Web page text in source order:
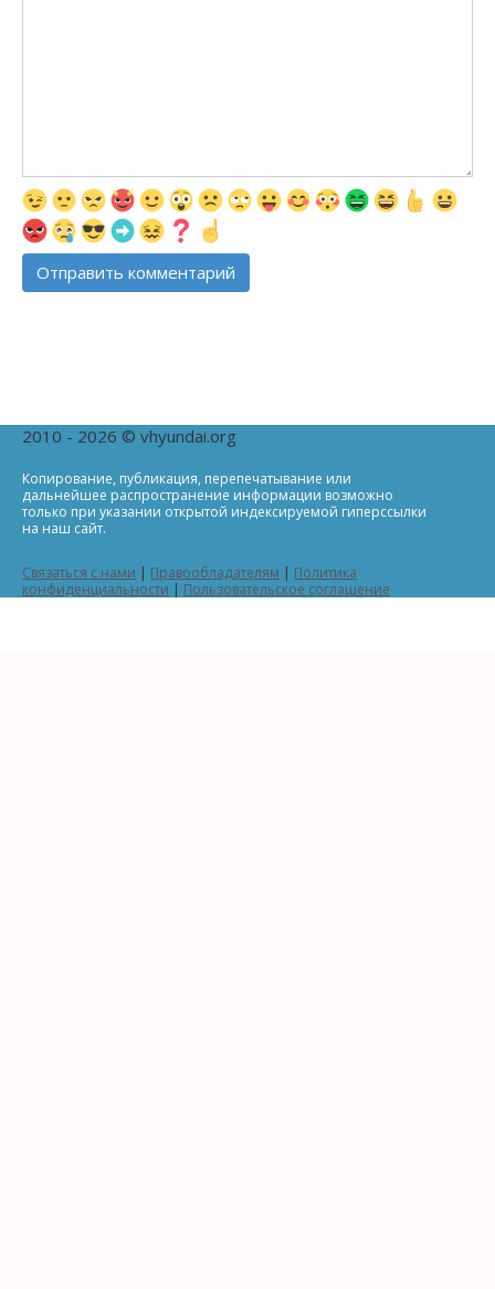
2010 - 2026 © vhyundai.org
Копирование, публикация, перепечатывание или
дальнейшее распространение информации возможно
только при указании открытой индексируемой гиперссылки
на наш сайт.
Связаться с нами | Правообладателям | Политика
конфиденциальности | Пользовательское соглашение